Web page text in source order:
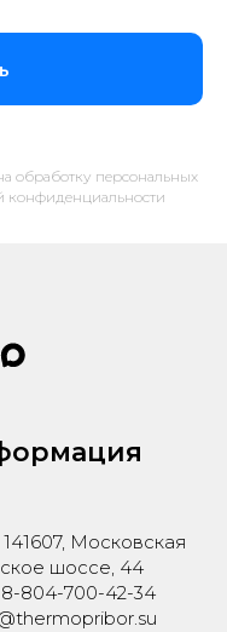
обработку персональных
конфиденциальности
Московская
шоссе, 44
804-700-42-34